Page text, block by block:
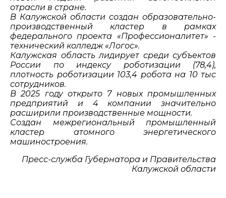
отрасли в стране.
В Калужской области создан образовательно-
производственный кластер в рамках
федерального проекта «Профессионалитет» -
технический колледж «Логос».
Калужская область лидирует среди субъектов
России по индексу роботизации (78,4),
плотность роботизации 103,4 робота на 10 тыс
сотрудников.
В 2025 году открыто 7 новых промышленных
предприятий и 4 компании значительно
расширили производственные мощности.
Создан межрегиональный промышленный
кластер атомного энергетического
машиностроения.
Пресс-служба Губернатора и Правительства
Калужской области